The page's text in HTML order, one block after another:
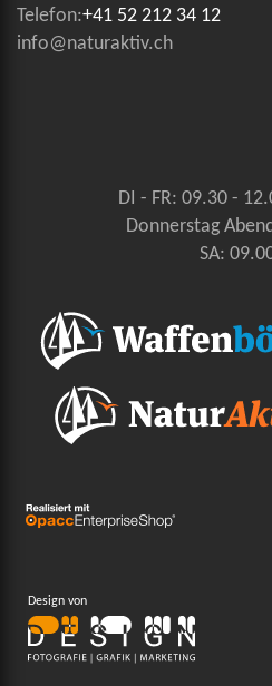
Telefon:+41 52 212 34 12
info@naturaktiv.ch
DI - FR: 09.30 -
Donnerstag
SA:
Design von